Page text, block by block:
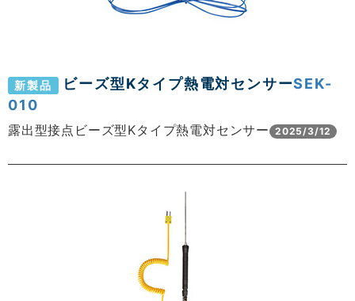
新製品 ビーズ型Kタイプ熱電対センサーSEK-
010
露出型接点ビーズ型Kタイプ熱電対センサー 2025/3/12